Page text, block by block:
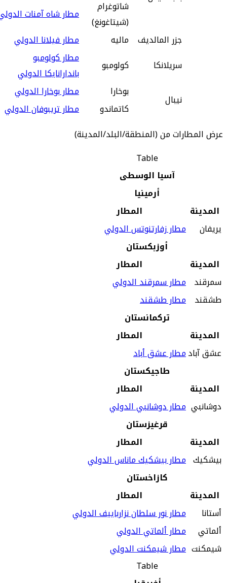
شاتوغرام
(شيتاغونغ)
مطار شاه آمنات
جزر المالديف
ماليه
مطار فيلانا الدولي
سريلانكا
كولومبو
مطار كولومبو
باندارانايكا الدولي
نيبال
بوخارا
مطار بوخارا الدولي
كاتماندو
مطار تريبوفان الدولي
عرض المطارات من (المنطقة/البلد/المدينة)
Table
آسيا الوسطى
أرمينيا
المدينة
المطار
يريفان
مطار زفارتنوتس الدولي
أوزبكستان
المدينة
المطار
سمرقند مطار سمرقند الدولي
طشقند مطار طشقند
تركمانستان
المدينة
المطار
عشق آبادمطار عشق أباد
طاجيكستان
المدينة
المطار
دوشانبي مطار دوشانبي الدولي
قرغيزستان
المدينة
المطار
بيشكيك مطار بيشكيك ماناس الدولي
كازاخستان
المدينة
المطار
أستانا
مطار نور سلطان نزارباييف الدولي
ألماتي
مطار ألماتي الدولي
شيمكنت مطار شيمكنت الدولي
Table